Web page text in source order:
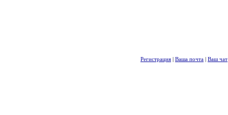
Регистрация | Ваша почта | Ваш чат